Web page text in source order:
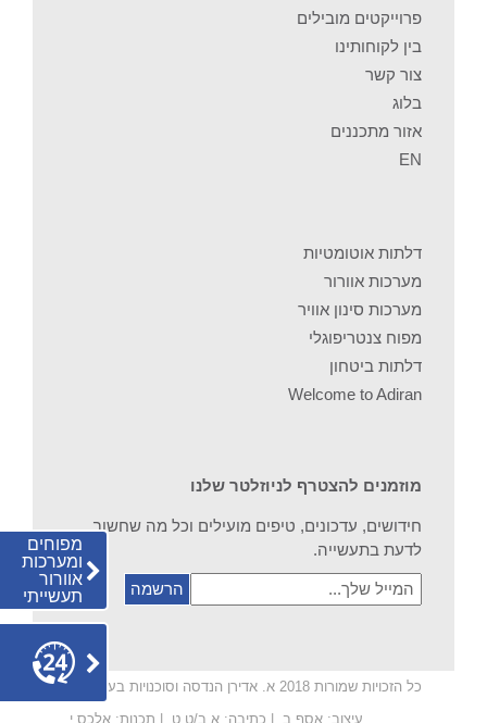
פרוייקטים מובילים
בין לקוחותינו
צור קשר
בלוג
אזור מתכננים
EN
דלתות אוטומטיות
מערכות אוורור
מערכות סינון אוויר
מפוח צנטריפוגלי
דלתות ביטחון
Welcome to Adiran
מוזמנים להצטרף לניוזלטר שלנו
חידושים, עדכונים, טיפים מועילים וכל מה שחשוב
לדעת בתעשייה.
המייל
שלך...
כל הזכויות שמורות 2018 א. אדירן הנדסה וסוכנויות בע”מ
עיצוב: אסף ב. | כתיבה: א.ב/ט.ט. | תכנות: אלכס י.
מפוחים
ומערכות
אוורור
תעשייתי
צור